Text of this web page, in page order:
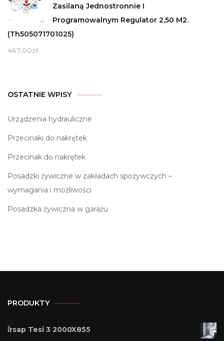
Zasilaną Jednostronnie I
Programowalnym Regulator 2,50 M2.
(Th505071701025)
467,00zł
OSTATNIE WPISY
Urządzenia hydrauliczne
Przecinaki do nakrętek
Przecinak do nakrętek
Posadzki żywiczne w zakładach spożywczych –
wymagania i możliwości
Posadzka żywiczna w garażu
PRODUKTY
Irsap Tesi 3 2000X855